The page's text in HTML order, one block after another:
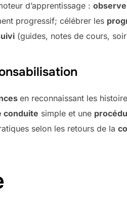
d’apprentissage :
progressif; célébrer les
(guides, notes de cours,
en reconnaissant les
conduite simple et une
selon les retours de la